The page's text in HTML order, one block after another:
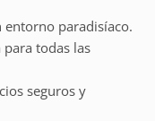
entorno paradisíaco.
para todas las
seguros y